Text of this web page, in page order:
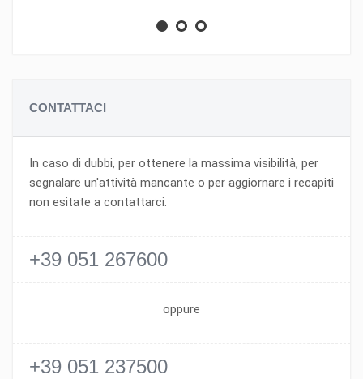
CONTATTACI
In caso di dubbi, per ottenere la massima visibilità, per
segnalare un'attività mancante o per aggiornare i recapiti
non esitate a contattarci.
+39 051 267600
oppure
+39 051 237500